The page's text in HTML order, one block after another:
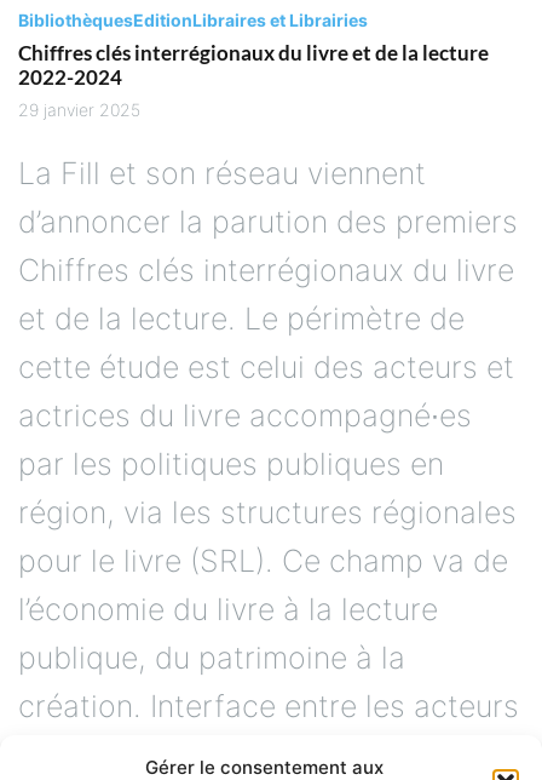
Gérer le consentement aux
BibliothèquesEditionLibraires et Librairies
Chiffres clés interrégionaux du livre et de la lecture
2022-2024
29 janvier 2025
La Fill et son réseau viennent
d’annoncer la parution des premiers
Chiffres clés interrégionaux du livre
et de la lecture. Le périmètre de
cette étude est celui des acteurs et
actrices du livre accompagné∙es
par les politiques publiques en
région, via les structures régionales
pour le livre (SRL). Ce champ va de
l’économie du livre à la lecture
publique, du patrimoine à la
création. Interface entre les acteurs
et actrices du livre et les